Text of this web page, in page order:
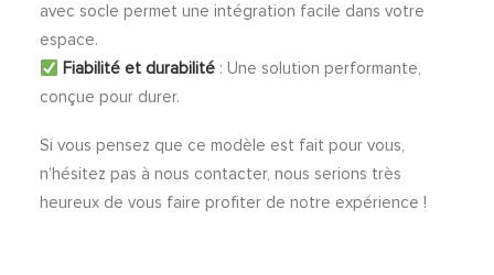
avec socle permet une intégration facile dans votre
espace.
Fiabilité et durabilité : Une solution performante,
conçue pour durer.
Si vous pensez que ce modèle est fait pour vous,
n’hésitez pas à nous contacter, nous serions très
heureux de vous faire profiter de notre expérience !